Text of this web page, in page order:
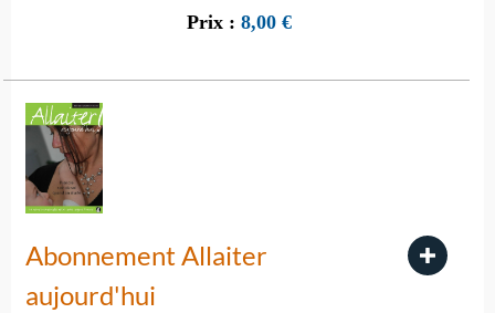
Prix : 8,00 €
Abonnement Allaiter
aujourd'hui